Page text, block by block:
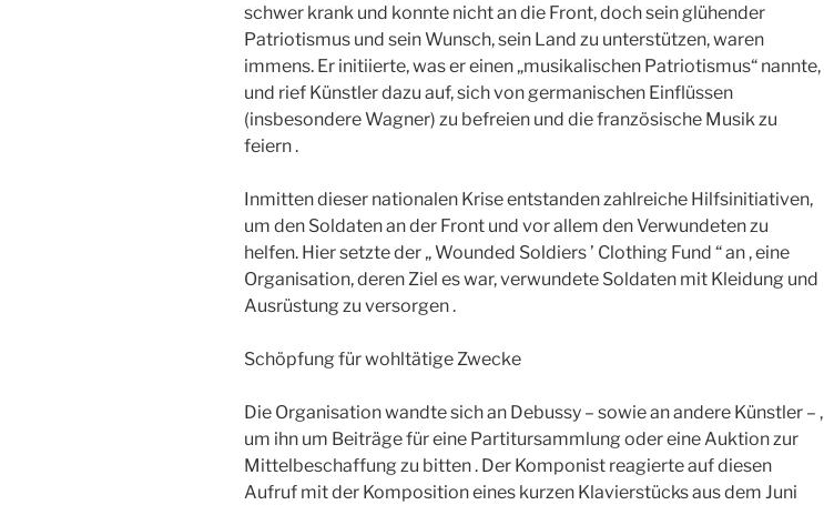
schwer krank und konnte nicht an die Front, doch sein glühender
Patriotismus und sein Wunsch, sein Land zu unterstützen, waren
immens. Er initiierte, was er einen „musikalischen Patriotismus“ nannte,
und rief Künstler dazu auf, sich von germanischen Einflüssen
(insbesondere Wagner) zu befreien und die französische Musik zu
feiern .
Inmitten dieser nationalen Krise entstanden zahlreiche Hilfsinitiativen,
um den Soldaten an der Front und vor allem den Verwundeten zu
helfen. Hier setzte der „ Wounded Soldiers ’ Clothing Fund “ an , eine
Organisation, deren Ziel es war, verwundete Soldaten mit Kleidung und
Ausrüstung zu versorgen .
Schöpfung für wohltätige Zwecke
Die Organisation wandte sich an Debussy – sowie an andere Künstler – ,
um ihn um Beiträge für eine Partitursammlung oder eine Auktion zur
Mittelbeschaffung zu bitten . Der Komponist reagierte auf diesen
Aufruf mit der Komposition eines kurzen Klavierstücks aus dem Juni